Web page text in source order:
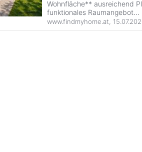
Wohnfläche** ausreichend
funktionales Raumangebot...
www.findmyhome.at